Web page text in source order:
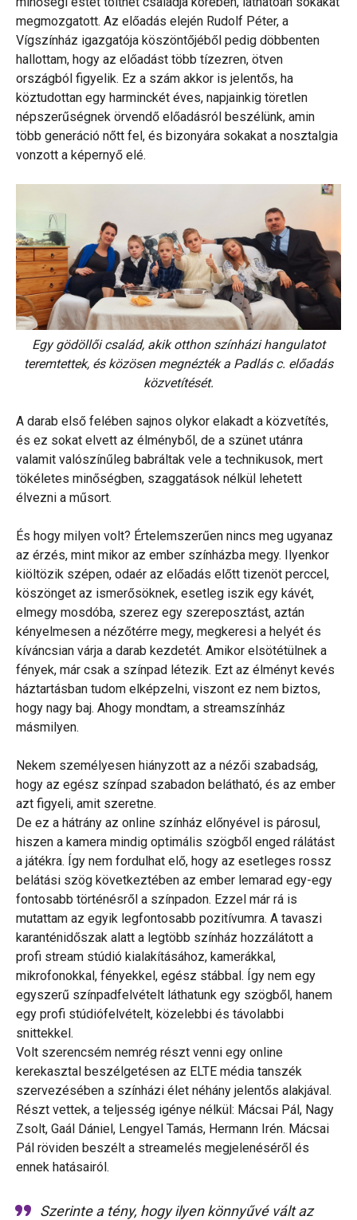
megmozgatott. Az előadás elején Rudolf Péter, a
Vígszínház igazgatója köszöntőjéből pedig döbbenten
hallottam, hogy az előadást több tízezren, ötven
országból figyelik. Ez a szám akkor is jelentős, ha
köztudottan egy harminckét éves, napjainkig töretlen
népszerűségnek örvendő előadásról beszélünk, amin
több generáció nőtt fel, és bizonyára sokakat a nosztalgia
vonzott a képernyő elé.
Egy gödöllői család, akik otthon színházi hangulatot
teremtettek, és közösen megnézték a Padlás c. előadás
közvetítését.
A darab első felében sajnos olykor elakadt a közvetítés,
és ez sokat elvett az élményből, de a szünet utánra
valamit valószínűleg babráltak vele a technikusok, mert
tökéletes minőségben, szaggatások nélkül lehetett
élvezni a műsort.
És hogy milyen volt? Értelemszerűen nincs meg ugyanaz
az érzés, mint mikor az ember színházba megy. Ilyenkor
kiöltözik szépen, odaér az előadás előtt tizenöt perccel,
köszönget az ismerősöknek, esetleg iszik egy kávét,
elmegy mosdóba, szerez egy szereposztást, aztán
kényelmesen a nézőtérre megy, megkeresi a helyét és
kíváncsian várja a darab kezdetét. Amikor elsötétülnek a
fények, már csak a színpad létezik. Ezt az élményt kevés
háztartásban tudom elképzelni, viszont ez nem biztos,
hogy nagy baj. Ahogy mondtam, a streamszínház
másmilyen.
Nekem személyesen hiányzott az a nézői szabadság,
hogy az egész színpad szabadon belátható, és az ember
azt figyeli, amit szeretne.
De ez a hátrány az online színház előnyével is párosul,
hiszen a kamera mindig optimális szögből enged rálátást
a játékra. Így nem fordulhat elő, hogy az esetleges rossz
belátási szög következtében az ember lemarad egy-egy
fontosabb történésről a színpadon. Ezzel már rá is
mutattam az egyik legfontosabb pozitívumra. A tavaszi
karanténidőszak alatt a legtöbb színház hozzálátott a
profi stream stúdió kialakításához, kamerákkal,
mikrofonokkal, fényekkel, egész stábbal. Így nem egy
egyszerű színpadfelvételt láthatunk egy szögből, hanem
egy profi stúdiófelvételt, közelebbi és távolabbi
snittekkel.
Volt szerencsém nemrég részt venni egy online
kerekasztal beszélgetésen az ELTE média tanszék
szervezésében a színházi élet néhány jelentős alakjával.
Részt vettek, a teljesség igénye nélkül: Mácsai Pál, Nagy
Zsolt, Gaál Dániel, Lengyel Tamás, Hermann Irén. Mácsai
Pál röviden beszélt a streamelés megjelenéséről és
ennek hatásairól.
Szerinte a tény, hogy ilyen könnyűvé vált az